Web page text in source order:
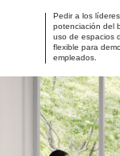
Pedir a los
potenciación del
uso de espacios
flexible para
empleados.